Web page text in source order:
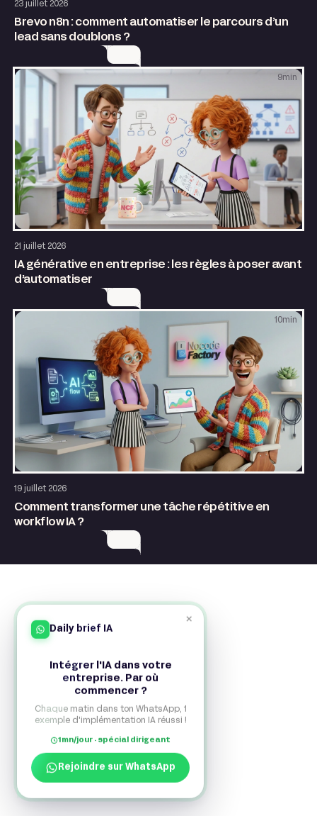
23 juillet 2026
Brevo n8n : comment automatiser le parcours d’un
lead sans doublons ?
21 juillet 2026
IA générative en entreprise : les règles à poser avant
d’automatiser
9 min
19 juillet 2026
Comment transformer une tâche répétitive en
workflow IA ?
10 min
nos réponses !
1. Peut-on faire du vibe coding sans
GitHub ?
Oui, mais c’est risqué.
×
Daily brief IA
Intégrer l'IA dans votre
entreprise. Par où
commencer ?
Chaque matin dans ton WhatsApp, 1
exemple d'implémentation IA réussi !
1mn/jour · spécial dirigeant
Rejoindre sur WhatsApp